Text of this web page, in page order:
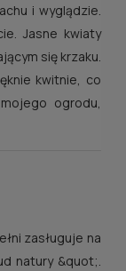
i wyglądzie.
Jasne kwiaty
się krzaku.
kwitnie, co
ogrodu,
zasługuje na
natury &quot;.